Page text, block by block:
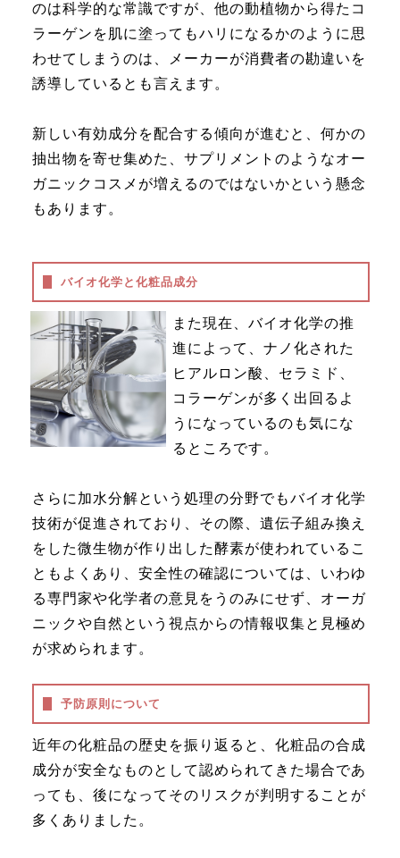
のは科学的な常識ですが、他の動植物から得たコ
ラーゲンを肌に塗ってもハリになるかのように思
わせてしまうのは、メーカーが消費者の勘違いを
誘導しているとも言えます。
新しい有効成分を配合する傾向が進むと、何かの
抽出物を寄せ集めた、サプリメントのようなオー
ガニックコスメが増えるのではないかという懸念
もあります。
バイオ化学と化粧品成分
また現在、バイオ化学の推
進によって、ナノ化された
ヒアルロン酸、セラミド、
コラーゲンが多く出回るよ
うになっているのも気にな
るところです。
さらに加水分解という処理の分野でもバイオ化学
技術が促進されており、その際、遺伝子組み換え
をした微生物が作り出した酵素が使われているこ
ともよくあり、安全性の確認については、いわゆ
る専門家や化学者の意見をうのみにせず、オーガ
ニックや自然という視点からの情報収集と見極め
が求められます。
予防原則について
近年の化粧品の歴史を振り返ると、化粧品の合成
成分が安全なものとして認められてきた場合であ
っても、後になってそのリスクが判明することが
多くありました。